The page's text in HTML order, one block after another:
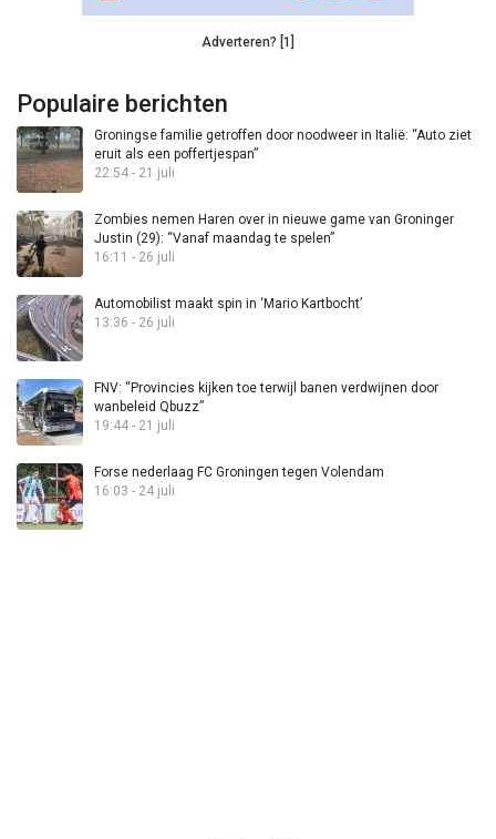
Adverteren? [1]
Populaire berichten
Groningse familie getroffen door noodweer in Italië: “Auto ziet
eruit als een poffertjespan”
22:54 - 21 juli
Zombies nemen Haren over in nieuwe game van Groninger
Justin (29): “Vanaf maandag te spelen”
16:11 - 26 juli
Automobilist maakt spin in ‘Mario Kartbocht’
13:36 - 26 juli
FNV: “Provincies kijken toe terwijl banen verdwijnen door
wanbeleid Qbuzz”
19:44 - 21 juli
Forse nederlaag FC Groningen tegen Volendam
16:03 - 24 juli